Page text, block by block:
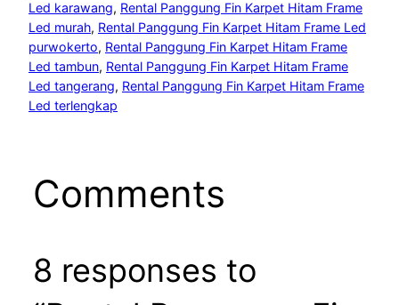
Led karawang, Rental Panggung Fin Karpet Hitam Frame
Led murah, Rental Panggung Fin Karpet Hitam Frame Led
purwokerto, Rental Panggung Fin Karpet Hitam Frame
Led tambun, Rental Panggung Fin Karpet Hitam Frame
Led tangerang, Rental Panggung Fin Karpet Hitam Frame
Led terlengkap
Comments
8 responses to